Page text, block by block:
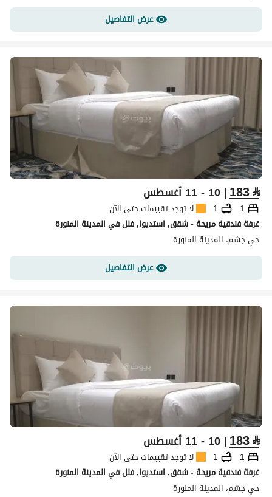
عرض التفاصيل
⃁
183| 10 - 11 أغسطس
1
1
لا توجد تقييمات حتى الآن
غرفة فندقية مريحة - شقق, استديوا, فلل في المدينة المنورة
حي جشم، المدينة المنورة
عرض التفاصيل
⃁
183| 10 - 11 أغسطس
1
1
لا توجد تقييمات حتى الآن
غرفة فندقية مريحة - شقق, استديوا, فلل في المدينة المنورة
حي جشم، المدينة المنورة